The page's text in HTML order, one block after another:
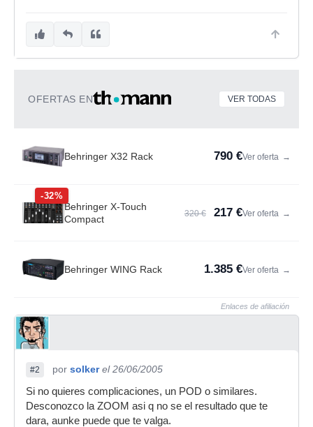
OFERTAS EN VER TODAS
Behringer X32 Rack 790 €Ver oferta →
-32%
Behringer X-Touch
Compact
320 € 217 €Ver oferta →
Behringer WING Rack 1.385 €Ver oferta →
Enlaces de afiliación
#2 por solker el 26/06/2005
Si no quieres complicaciones, un POD o similares.
Desconozco la ZOOM asi q no se el resultado que te
dara, aunke puede que te valga.